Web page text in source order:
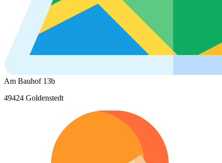
Am Bauhof 13b
49424 Goldenstedt